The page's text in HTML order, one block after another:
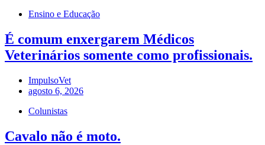
Ensino e Educação
É comum enxergarem Médicos
Veterinários somente como profissionais.
ImpulsoVet
agosto 6, 2026
Colunistas
Cavalo não é moto.